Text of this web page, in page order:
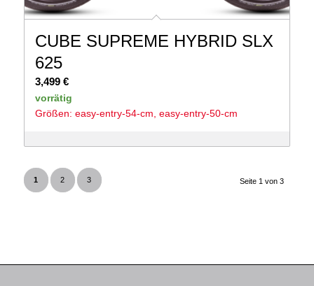
CUBE SUPREME HYBRID SLX
625
3,499 €
vorrätig
Größen: easy-entry-54-cm, easy-entry-50-cm
Seite 1 von 3
1 2 3